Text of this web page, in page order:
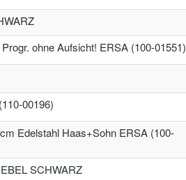
ohne Aufsicht! ERSA (100-01551)
00196)
Edelstahl Haas+Sohn ERSA (100-
SCHWARZ